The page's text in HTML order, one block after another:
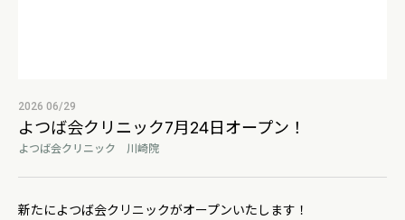
2026 06/29
よつば会クリニック7月24日オープン！
よつば会クリニック 川崎院
新たによつば会クリニックがオープンいたします！